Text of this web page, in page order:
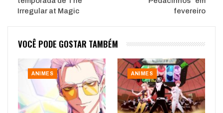
Irregular at Magic
fevereiro
VOCÊ PODE GOSTAR TAMBÉM
ANIMES ANIMES